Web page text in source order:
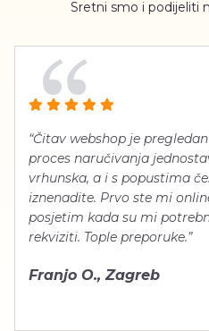
Sretni smo i podijeliti
“Čitav webshop je
proces naručivanja
vrhunska, a i s popustima
iznenadite. Prvo ste mi
posjetim kada su mi
rekviziti. Tople preporuke.”
Franjo O., Zagreb